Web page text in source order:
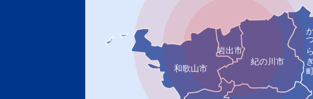
岩出市
和歌山市
紀の川市
か